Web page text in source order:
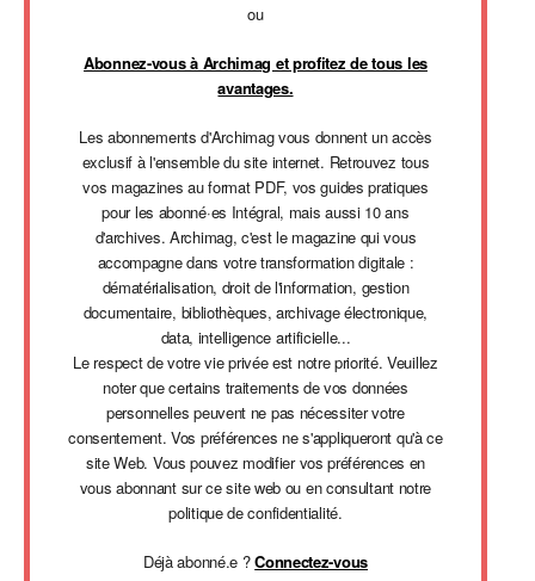
ou
Abonnez-vous à Archimag et profitez de tous les
avantages.
Les abonnements d'Archimag vous donnent un accès
exclusif à l'ensemble du site internet. Retrouvez tous
vos magazines au format PDF, vos guides pratiques
pour les abonné·es Intégral, mais aussi 10 ans
d'archives. Archimag, c'est le magazine qui vous
accompagne dans votre transformation digitale :
dématérialisation, droit de l'information, gestion
documentaire, bibliothèques, archivage électronique,
data, intelligence artificielle...
Le respect de votre vie privée est notre priorité. Veuillez
noter que certains traitements de vos données
personnelles peuvent ne pas nécessiter votre
consentement. Vos préférences ne s'appliqueront qu'à ce
site Web. Vous pouvez modifier vos préférences en
vous abonnant sur ce site web ou en consultant notre
politique de confidentialité.
Déjà abonné.e ?Connectez-vous